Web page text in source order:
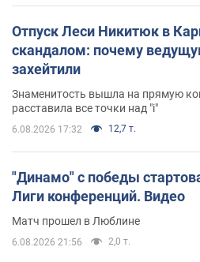
Отпуск Леси Никитюк в
скандалом: почему
захейтили
Знаменитость вышла на прямую
расставила все точки над "i"
6.08.2026 17:32 12,7 т.
"Динамо" с победы
Лиги конференций. Видео
Матч прошел в Люблине
6.08.2026 21:56 2,0 т.